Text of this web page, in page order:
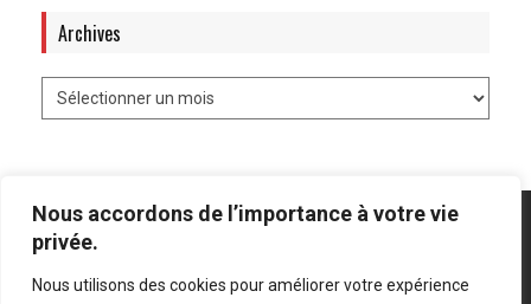
Nous accordons de l’importance à votre vie
privée.
Nous utilisons des cookies pour améliorer votre expérience
Archives